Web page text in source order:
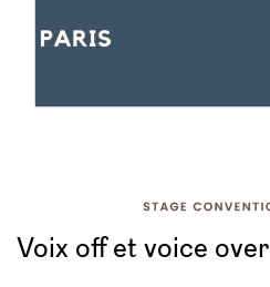
Voix off et voice over